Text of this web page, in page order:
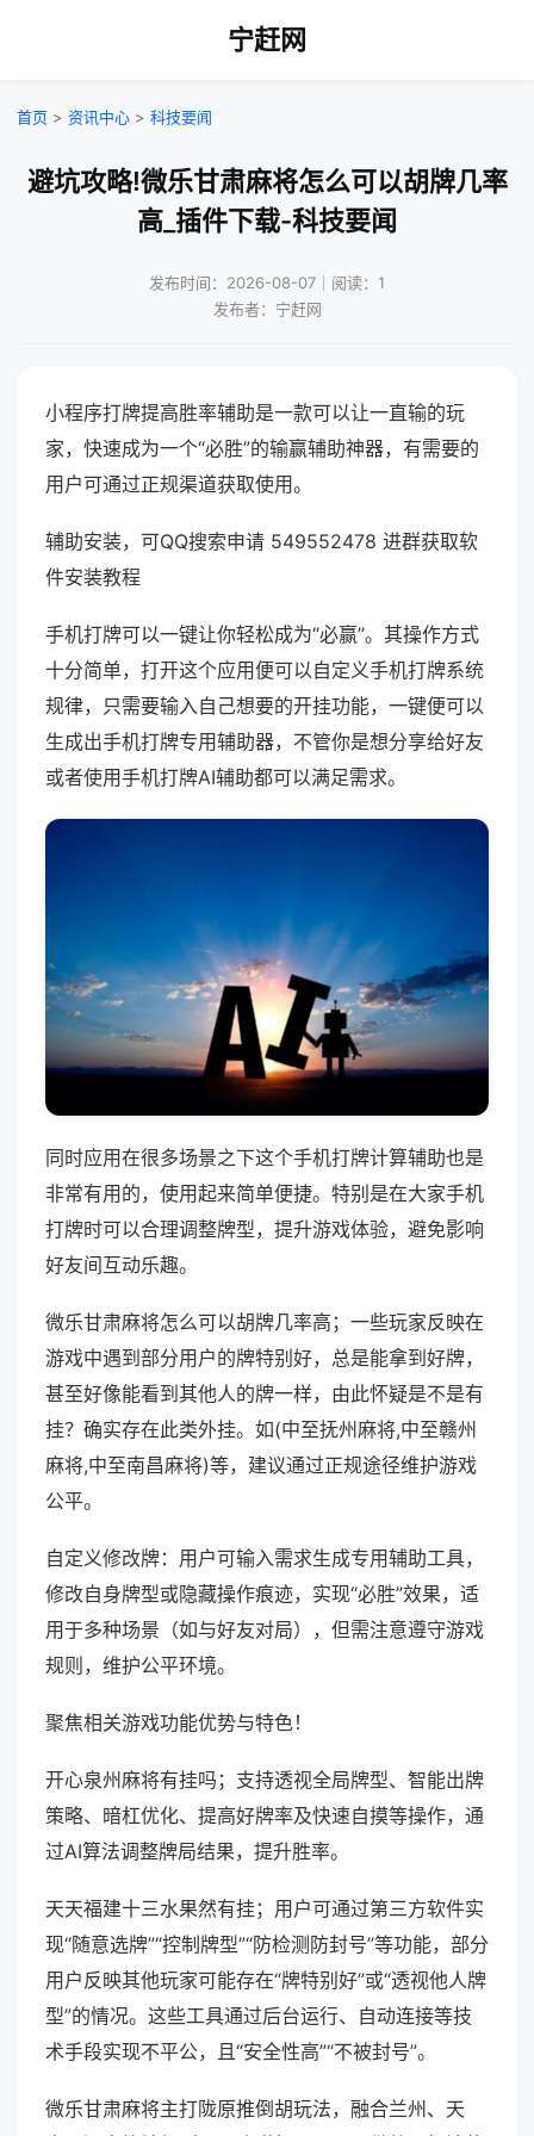
宁赶网
首页 > 资讯中心 > 科技要闻
避坑攻略!微乐甘肃麻将怎么可以胡牌几率
高_插件下载-科技要闻
发布时间：2026-08-07｜阅读：1
发布者：宁赶网
小程序打牌提高胜率辅助是一款可以让一直输的玩
家，快速成为一个“必胜”的输赢辅助神器，有需要的
用户可通过正规渠道获取使用。
辅助安装，可QQ搜索申请 549552478 进群获取软
件安装教程
手机打牌可以一键让你轻松成为“必赢”。其操作方式
十分简单，打开这个应用便可以自定义手机打牌系统
规律，只需要输入自己想要的开挂功能，一键便可以
生成出手机打牌专用辅助器，不管你是想分享给好友
或者使用手机打牌AI辅助都可以满足需求。
同时应用在很多场景之下这个手机打牌计算辅助也是
非常有用的，使用起来简单便捷。特别是在大家手机
打牌时可以合理调整牌型，提升游戏体验，避免影响
好友间互动乐趣。
微乐甘肃麻将怎么可以胡牌几率高；一些玩家反映在
游戏中遇到部分用户的牌特别好，总是能拿到好牌，
甚至好像能看到其他人的牌一样，由此怀疑是不是有
挂？确实存在此类外挂。如(中至抚州麻将,中至赣州
麻将,中至南昌麻将)等，建议通过正规途径维护游戏
公平。
自定义修改牌：用户可输入需求生成专用辅助工具，
修改自身牌型或隐藏操作痕迹，实现“必胜”效果，适
用于多种场景（如与好友对局），但需注意遵守游戏
规则，维护公平环境。
聚焦相关游戏功能优势与特色！
开心泉州麻将有挂吗；支持透视全局牌型、智能出牌
策略、暗杠优化、提高好牌率及快速自摸等操作，通
过AI算法调整牌局结果，提升胜率。
天天福建十三水果然有挂；用户可通过第三方软件实
现“随意选牌”“控制牌型”“防检测防封号”等功能，部分
用户反映其他玩家可能存在“牌特别好”或“透视他人牌
型”的情况。这些工具通过后台运行、自动连接等技
术手段实现不平公，且“安全性高”“不被封号”。
微乐甘肃麻将主打陇原推倒胡玩法，融合兰州、天